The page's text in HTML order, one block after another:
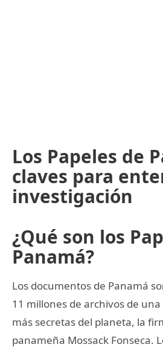
Los Papeles de
claves para
investigación
¿Qué son los
Panamá?
Los documentos de Panamá
11 millones de archivos de
más secretas del planeta, la
panameña Mossack Fonseca.